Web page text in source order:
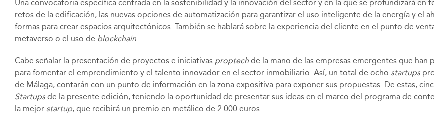
Una convocatoria específica centrada en la sostenibilidad y la innovación del sector y en la que se profundizará en
retos de la edificación, las nuevas opciones de automatización para garantizar el uso inteligente de la energía y
formas para crear espacios arquitectónicos. También se hablará sobre la experiencia del cliente en el punto de
metaverso o el uso de blockchain.
Cabe señalar la presentación de proyectos e iniciativas proptechde la mano de las empresas emergentes que han
para fomentar el emprendimiento y el talento innovador en el sector inmobiliario. Así, un total de ocho startups
de Málaga, contarán con un punto de información en la zona expositiva para exponer sus propuestas. De estas,
Startupsde la presente edición, teniendo la oportunidad de presentar sus ideas en el marco del programa de
la mejor startup, que recibirá un premio en metálico de 2.000 euros.